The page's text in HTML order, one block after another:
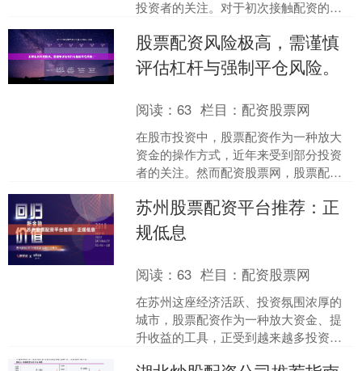
投资者的关注。对于初次接触配资的用
金安全、顺利开展交易的第....
股票配资风险极高，需谨慎
评估杠杆与强制平仓风险。
阅读：63 栏目：配资股票网
在股市投资中，股票配资作为一种放大
资金的操作方式，近年来受到部分投资
者的关注。然而配资股票网，股票配资
的杠杆效应与强制平仓机制....
苏州股票配资平台推荐：正
规低息
阅读：63 栏目：配资股票网
在苏州这座经济活跃、投资氛围浓厚的
城市，股票配资作为一种放大资金、提
升收益的工具，正受到越来越多投资者